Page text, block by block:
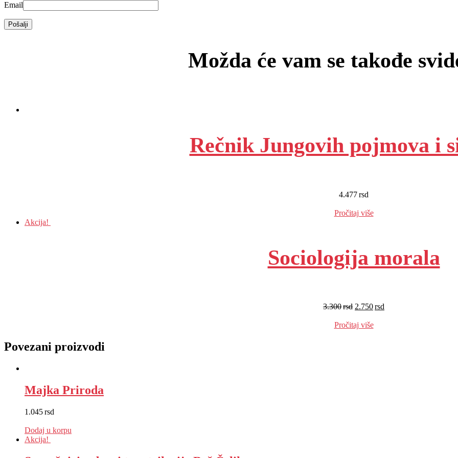
Email
Možda će vam se takođe
Rečnik Jungovih pojmova i
4.477rsd
Pročitaj više
Akcija!
Sociologija morala
3.300rsd 2.750rsd
Pročitaj više
Povezani proizvodi
Majka Priroda
1.045rsd
Dodaj u korpu
Akcija!